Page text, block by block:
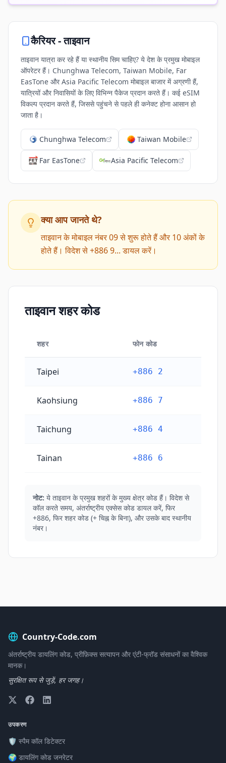
कैरियर -ताइवान
ताइवान यात्रा कर रहे हैं या स्थानीय सिम चाहिए? ये देश के प्रमुख मोबाइल
ऑपरेटर हैं। Chunghwa Telecom, Taiwan Mobile, Far
EasTone और Asia Pacific Telecom मोबाइल बाजार में अग्रणी हैं,
यात्रियों और निवासियों के लिए विभिन्न पैकेज प्रदान करते हैं। कई eSIM
विकल्प प्रदान करते हैं, जिससे पहुंचने से पहले ही कनेक्ट होना आसान हो
जाता है।
Chunghwa Telecom Taiwan Mobile
Far EasTone Asia Pacific Telecom
क्या आप जानते थे?
ताइवान के मोबाइल नंबर 09 से शुरू होते हैं और 10 अंकों के
होते हैं। विदेश से +886 9... डायल करें।
ताइवान शहर कोड
शहर फोन कोड
Taipei +886 2
Kaohsiung +886 7
Taichung +886 4
Tainan +886 6
नोट: ये ताइवान के प्रमुख शहरों के मुख्य क्षेत्र कोड हैं। विदेश से
कॉल करते समय, अंतर्राष्ट्रीय एक्सेस कोड डायल करें, फिर
+886, फिर शहर कोड (+ चिह्न के बिना), और उसके बाद स्थानीय
नंबर।
Country-Code.com
अंतर्राष्ट्रीय डायलिंग कोड, प्रीफ़िक्स सत्यापन और एंटी-फ्रॉड संसाधनों का वैश्विक
मानक।
सुरक्षित रूप से जुड़ें, हर जगह।
उपकरण
🛡️ स्पैम कॉल डिटेक्टर
🌍 डायलिंग कोड जनरेटर